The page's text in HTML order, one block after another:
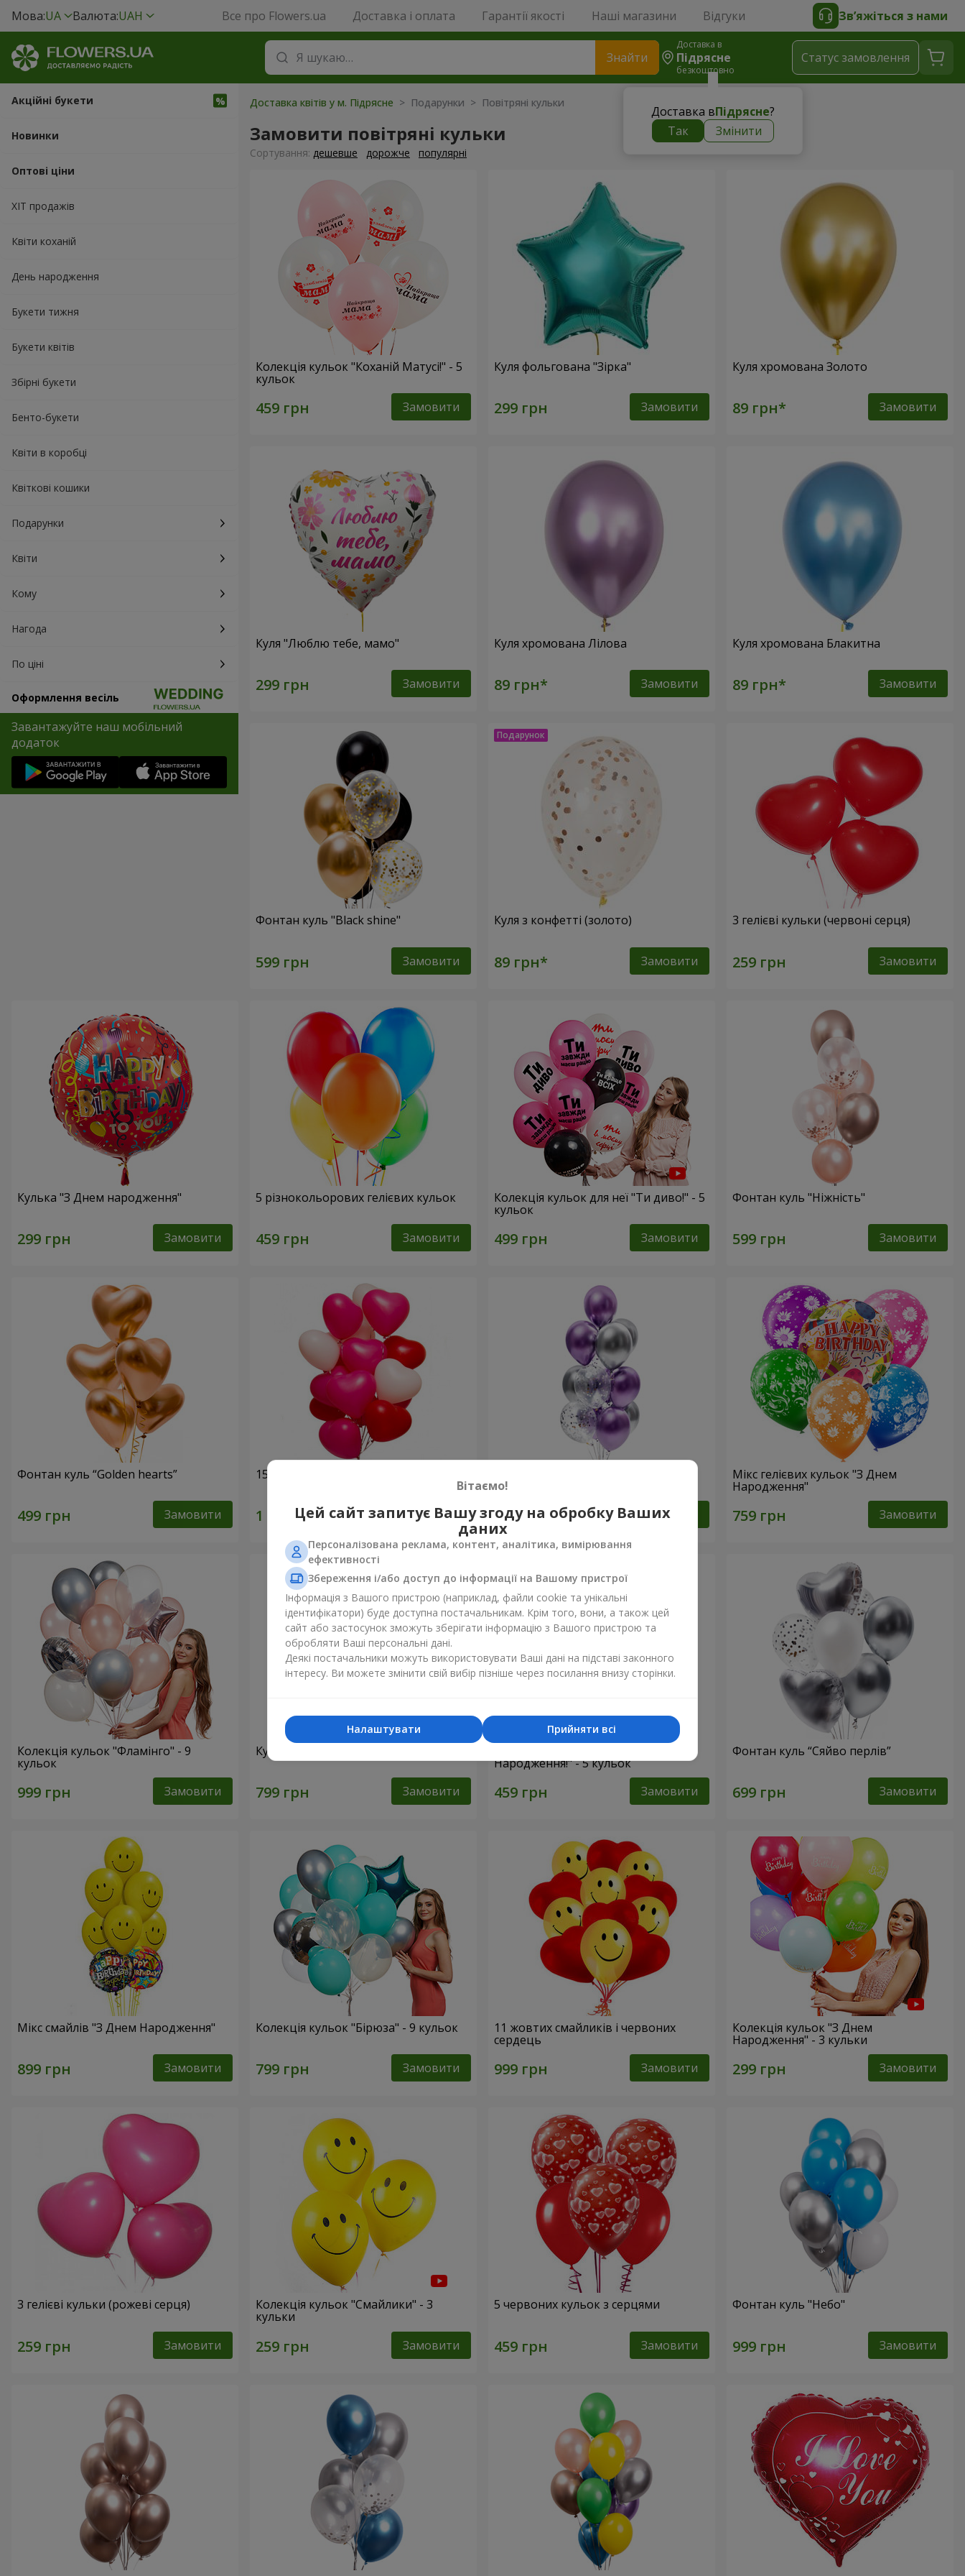
Мова:UA Валюта:UAH Все про Flowers.ua Доставка і оплата Гарантії якості Наші магазини Відгуки Зв’яжіться з нами
Знайти
Доставка в
Підрясне
безкоштовно
Доставка вПідрясне?
Так
Змінити
Статус замовлення
Акційні букети
Новинки
Оптові ціни
ХІТ продажів
Квіти коханій
День народження
Букети тижня
Букети квітів
Збірні букети
Бенто-букети
Квіти в коробці
Квіткові кошики
Подарунки
Квіти
Кому
Нагода
По ціні
Оформлення весіль
Завантажуйте наш мобільний
додаток
Доставка квітів у м. Підрясне > Подарунки > Повітряні кульки
Замовити повітряні кульки
Сортування: дешевше дорожче популярні
Колекція кульок "Коханій Матусі!" - 5
кульок
Замовити
Куля фольгована "Зірка"
Замовити
Куля хромована Золото
Замовити
Куля "Люблю тебе, мамо"
Замовити
Куля хромована Лілова
Замовити
Куля хромована Блакитна
Замовити
Фонтан куль "Black shine"
Замовити
Куля з конфетті (золото)
Замовити
3 гелієві кульки (червоні серця)
Замовити
Кулька "З Днем народження"
Замовити
5 різнокольорових гелієвих кульок
Замовити
Колекція кульок для неї "Ти диво!" - 5
кульок
Замовити
Фонтан куль "Ніжність"
Замовити
Фонтан куль “Golden hearts”
Замовити
15 гелієвих кульок (у формі сердець)
Замовити Замовити
Мікс гелієвих кульок "З Днем
Народження"
Замовити
Колекція кульок "Фламінго" - 9
кульок
Замовити
Кульки "Цифри"
Замовити
Народження!" - 5 кульок
Замовити
Фонтан куль “Сяйво перлів”
Замовити
Мікс смайлів "З Днем Народження"
Замовити
Колекція кульок "Бірюза" - 9 кульок
Замовити
11 жовтих смайликів і червоних
сердець
Замовити
Колекція кульок "З Днем
Народження" - 3 кульки
Замовити
3 гелієві кульки (рожеві серця)
Замовити
Колекція кульок "Смайлики" - 3
кульки
Замовити
5 червоних кульок з серцями
Замовити
Фонтан куль "Небо"
Замовити
Вітаємо!
Цей сайт запитує Вашу згоду на обробку Ваших
даних
Персоналізована реклама, контент, аналітика, вимірювання
ефективності
Збереження і/або доступ до інформації на Вашому пристрої
Інформація з Вашого пристрою (наприклад, файли cookie та унікальні
ідентифікатори) буде доступна постачальникам. Крім того, вони, а також цей
сайт або застосунок зможуть зберігати інформацію з Вашого пристрою та
обробляти Ваші персональні дані.
Деякі постачальники можуть використовувати Ваші дані на підставі законного
інтересу. Ви можете змінити свій вибір пізніше через посилання внизу сторінки.
Прийняти всі
Налаштувати